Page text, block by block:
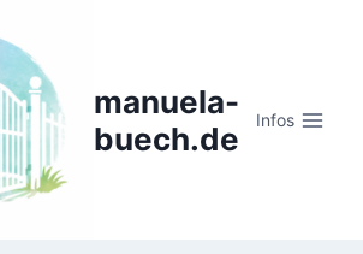
manuela-
buech.de
Infos